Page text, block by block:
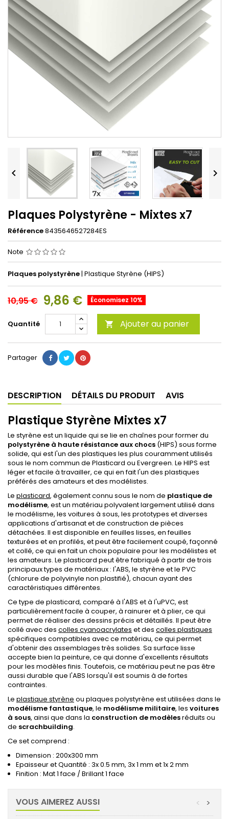
 
Plaques Polystyrène - Mixtes x7
Référence8435646527284ES
Note
Plaques polystyrène| Plastique Styrène (HIPS)
10,95 € 9,86 € Économisez 10%
Quantité  Ajouter au panier
Partager
DESCRIPTION DÉTAILS DU PRODUIT AVIS
Plastique Styrène Mixtes x7
Le styrène est un liquide qui se lie en chaînes pour former du
polystyrène à haute résistance aux chocs (HIPS) sous forme
solide, qui est l'un des plastiques les plus couramment utilisés
sous le nom commun de Plasticard ou Evergreen. Le HIPS est
léger et facile à travailler, ce qui en fait l'un des plastiques
préférés des amateurs et des modélistes.
Le plasticard, également connu sous le nom de plastique de
modélisme, est un matériau polyvalent largement utilisé dans
le modélisme, les voitures à sous, les prototypes et diverses
applications d'artisanat et de construction de pièces
détachées. Il est disponible en feuilles lisses, en feuilles
texturées et en profilés, et peut être facilement coupé, façonné
et collé, ce qui en fait un choix populaire pour les modélistes et
les amateurs. Le plasticard peut être fabriqué à partir de trois
principaux types de matériaux : l'ABS, le styrène et le PVC
(chlorure de polyvinyle non plastifié), chacun ayant des
caractéristiques différentes.
Ce type de plasticard, comparé à l'ABS et à l'uPVC, est
particulièrement facile à couper, à rainurer et à plier, ce qui
permet de réaliser des dessins précis et détaillés. Il peut être
collé avec des colles cyanoacrylates et des colles plastiques
spécifiques compatibles avec ce matériau, ce qui permet
d'obtenir des assemblages très solides. Sa surface lisse
accepte bien la peinture, ce qui donne d'excellents résultats
pour les modèles finis. Toutefois, ce matériau peut ne pas être
aussi durable que l'ABS lorsqu'il est soumis à de fortes
contraintes.
Le plastique styrène ou plaques polystyrène est utilisées dans le
modélisme fantastique, le modélisme militaire, les voitures
à sous, ainsi que dans la construction de modèlesréduits ou
de scrachbuilding.
Ce set comprend :
Dimension : 200x300 mm
Epaisseur et Quantité : 3x 0.5 mm, 3x 1 mm et 1x 2 mm
Finition : Mat 1 face / Brillant 1 face
VOUS AIMEREZ AUSSI >
<